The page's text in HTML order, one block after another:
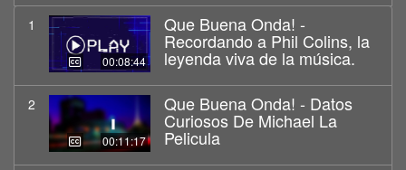
1
00:08:44
Que Buena Onda! -
Recordando a Phil Colins, la
leyenda viva de la música.
2
00:11:17
Que Buena Onda! - Datos
Curiosos De Michael La
Pelicula